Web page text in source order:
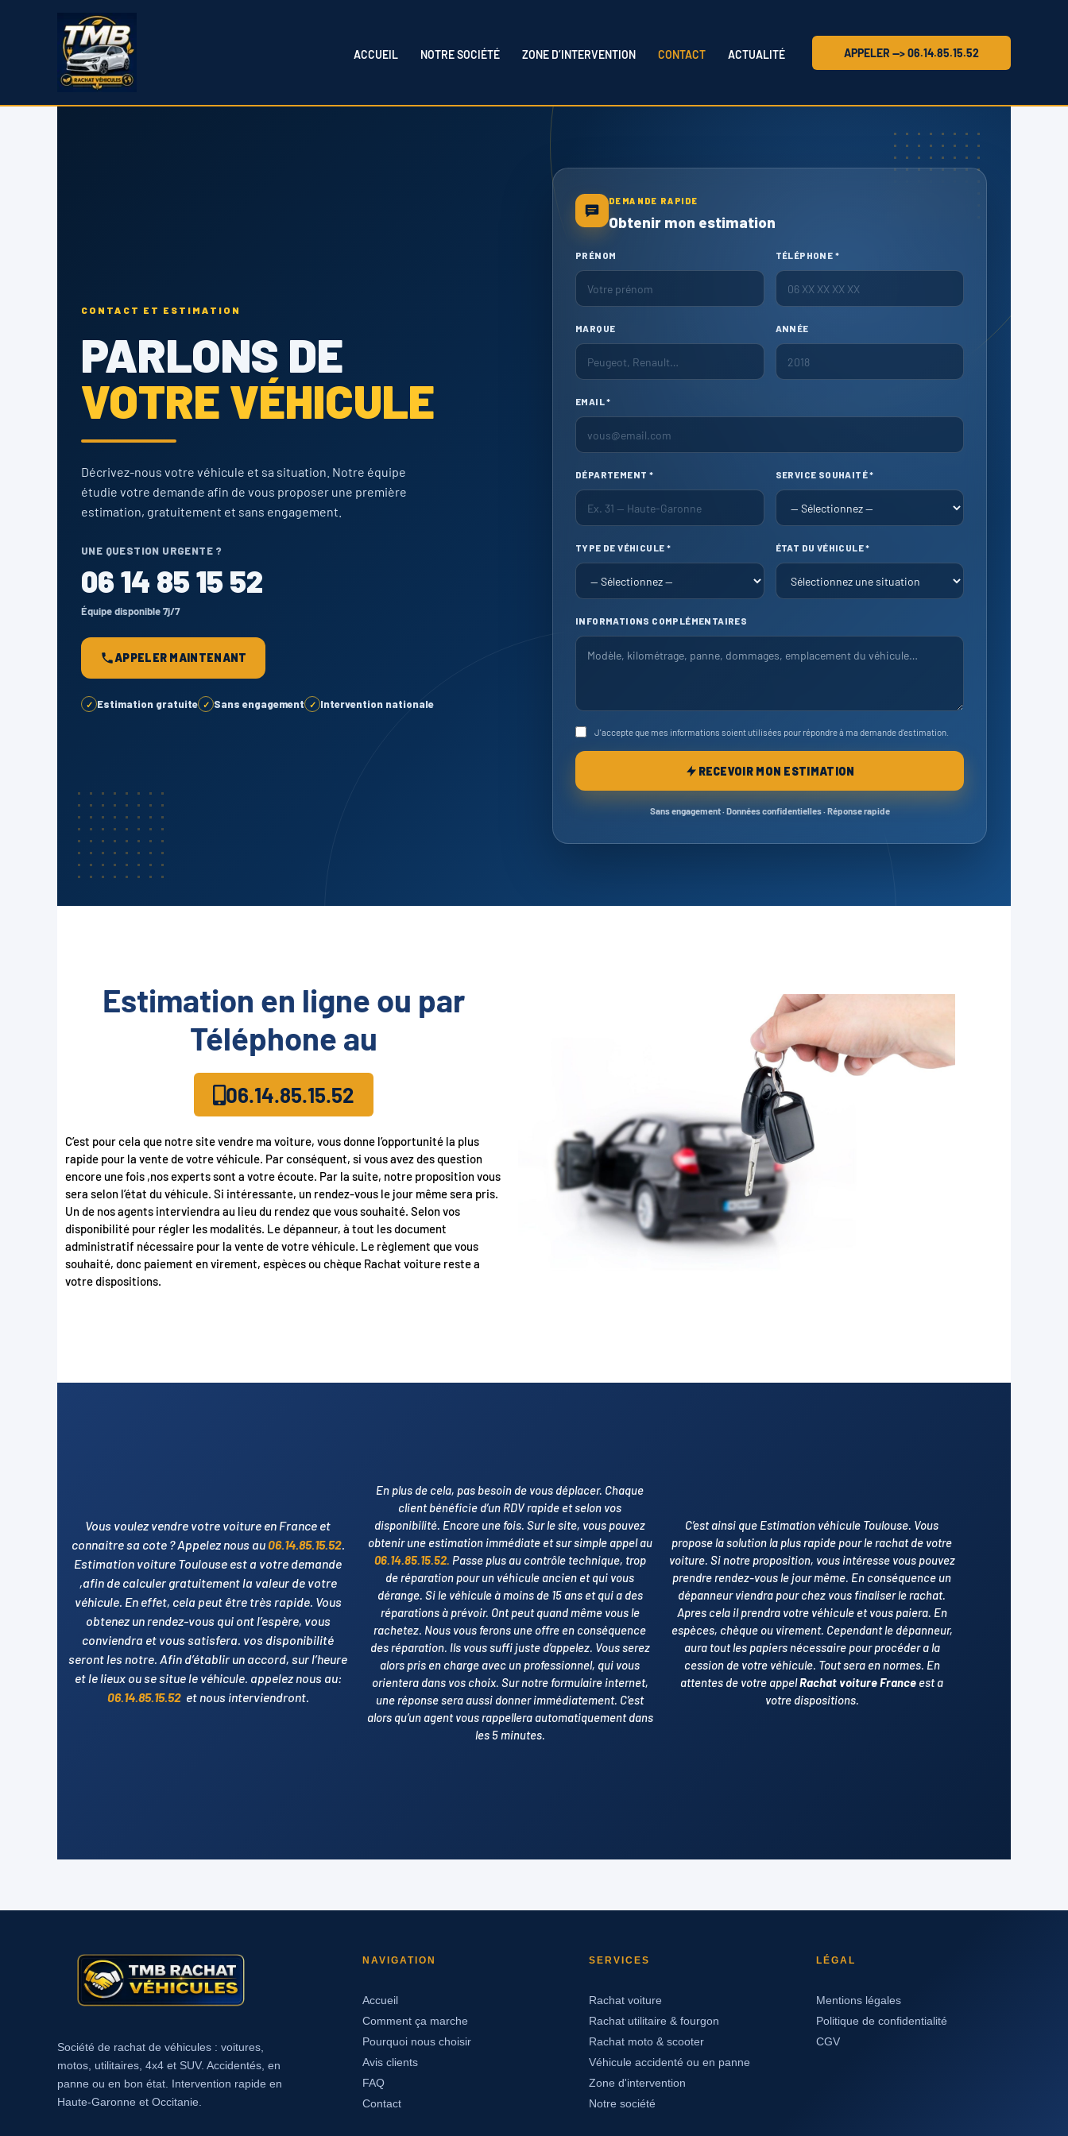
ACCUEIL NOTRE SOCIÉTÉ ZONE D’INTERVENTION CONTACT ACTUALITÉ APPELER --> 06.14.85.15.52
CONTACT ET ESTIMATION
PARLONS DE
VOTRE VÉHICULE
Décrivez-nous votre véhicule et sa situation. Notre équipe
étudie votre demande afin de vous proposer une première
estimation, gratuitement et sans engagement.
UNE QUESTION URGENTE ?
06 14 85 15 52
Équipe disponible 7j/7
APPELER MAINTENANT
✓ Estimation gratuite ✓ Sans engagement ✓ Intervention nationale
DEMANDE RAPIDE
Obtenir mon estimation
PRÉNOM TÉLÉPHONE *
MARQUE ANNÉE
EMAIL *
DÉPARTEMENT * SERVICE SOUHAITÉ *
TYPE DE VÉHICULE * ÉTAT DU VÉHICULE *
INFORMATIONS COMPLÉMENTAIRES
J'accepte que mes informations soient utilisées pour répondre à ma demande d'estimation.
RECEVOIR MON ESTIMATION
Sans engagement · Données confidentielles · Réponse rapide
Estimation en ligne ou par
Téléphone au
06.14.85.15.52
C’est pour cela que notre site vendre ma voiture, vous donne l’opportunité la plus
rapide pour la vente de votre véhicule. Par conséquent, si vous avez des question
encore une fois ,nos experts sont a votre écoute. Par la suite, notre proposition vous
sera selon l’état du véhicule. Si intéressante, un rendez-vous le jour même sera pris.
Un de nos agents interviendra au lieu du rendez que vous souhaité. Selon vos
disponibilité pour régler les modalités. Le dépanneur, à tout les document
administratif nécessaire pour la vente de votre véhicule. Le règlement que vous
souhaité, donc paiement en virement, espèces ou chèque Rachat voiture reste a
votre dispositions.
Vous voulez vendre votre voiture en France et
connaitre sa cote ? Appelez nous au06.14.85.15.52.
Estimation voiture Toulouse est a votre demande
,afin de calculer gratuitement la valeur de votre
véhicule. En effet, cela peut être très rapide. Vous
obtenez un rendez-vous qui ont l’espère, vous
conviendra et vous satisfera. vos disponibilité
seront les notre. Afin d’établir un accord, sur l’heure
et le lieux ou se situe le véhicule. appelez nous au:
06.14.85.15.52et nous interviendront.
En plus de cela, pas besoin de vous déplacer. Chaque
client bénéficie d’un RDV rapide et selon vos
disponibilité. Encore une fois. Sur le site, vous pouvez
obtenir une estimation immédiate et sur simple appel au
06.14.85.15.52. Passe plus au contrôle technique, trop
de réparation pour un véhicule ancien et qui vous
dérange. Si le véhicule à moins de 15 ans et qui a des
réparations à prévoir. Ont peut quand même vous le
rachetez. Nous vous ferons une offre en conséquence
des réparation. Ils vous suffi juste d’appelez. Vous serez
alors pris en charge avec un professionnel, qui vous
orientera dans vos choix. Sur notre formulaire internet,
une réponse sera aussi donner immédiatement. C’est
alors qu’un agent vous rappellera automatiquement dans
les 5 minutes.
C’est ainsi que Estimation véhicule Toulouse. Vous
propose la solution la plus rapide pour le rachat de votre
voiture. Si notre proposition, vous intéresse vous pouvez
prendre rendez-vous le jour même. En conséquence un
dépanneur viendra pour chez vous finaliser le rachat.
Apres cela il prendra votre véhicule et vous paiera. En
espèces, chèque ou virement. Cependant le dépanneur,
aura tout les papiers nécessaire pour procéder a la
cession de votre véhicule. Tout sera en normes. En
attentes de votre appelRachat voiture France est a
votre dispositions.
Société de rachat de véhicules : voitures,
motos, utilitaires, 4x4 et SUV. Accidentés, en
panne ou en bon état. Intervention rapide en
Haute-Garonne et Occitanie.
NAVIGATION
Accueil
Comment ça marche
Pourquoi nous choisir
Avis clients
FAQ
Contact
SERVICES
Rachat voiture
Rachat utilitaire & fourgon
Rachat moto & scooter
Véhicule accidenté ou en panne
Zone d'intervention
Notre société
LÉGAL
Mentions légales
Politique de confidentialité
CGV